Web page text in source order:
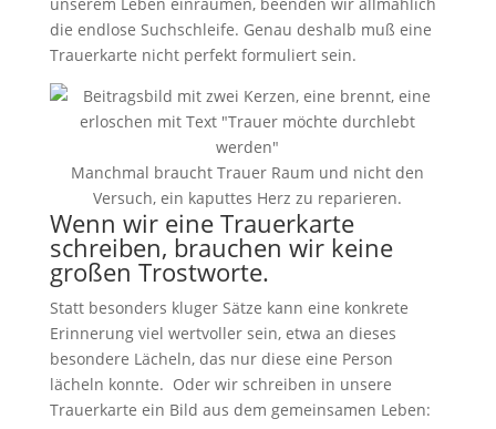
die endlose Suchschleife. Genau deshalb muß eine
Trauerkarte nicht perfekt formuliert sein.
Manchmal braucht Trauer Raum und nicht den
Versuch, ein kaputtes Herz zu reparieren.
Wenn wir eine Trauerkarte
schreiben, brauchen wir keine
großen Trostworte.
Statt besonders kluger Sätze kann eine konkrete
Erinnerung viel wertvoller sein, etwa an dieses
besondere Lächeln, das nur diese eine Person
lächeln konnte. Oder wir schreiben in unsere
Trauerkarte ein Bild aus dem gemeinsamen Leben: